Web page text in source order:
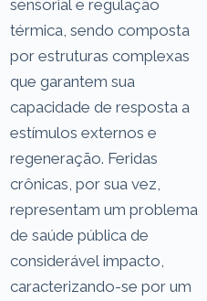
sensorial e regulação
térmica, sendo composta
por estruturas complexas
que garantem sua
capacidade de resposta a
estímulos externos e
regeneração. Feridas
crônicas, por sua vez,
representam um problema
de saúde pública de
considerável impacto,
caracterizando-se por um